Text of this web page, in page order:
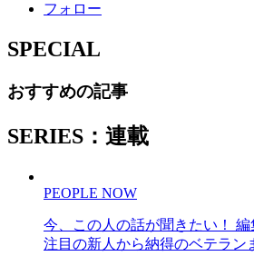
フォロー
SPECIAL
おすすめの記事
SERIES：連載
PEOPLE NOW
今、この人の話が聞きたい！
注目の新人から納得のベテラン